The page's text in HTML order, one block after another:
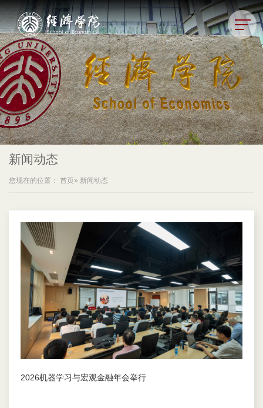
新闻动态
您现在的位置： 首页» 新闻动态
2026机器学习与宏观金融年会举行